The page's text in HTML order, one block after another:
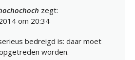
zegt:
om 20:34
bedreigd is: daar moet
worden.